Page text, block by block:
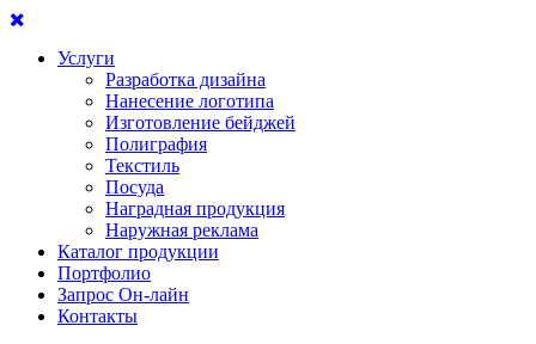
Услуги
Разработка дизайна
Нанесение логотипа
Изготовление бейджей
Полиграфия
Текстиль
Посуда
Наградная продукция
Наружная реклама
Каталог продукции
Портфолио
Запрос Он-лайн
Контакты